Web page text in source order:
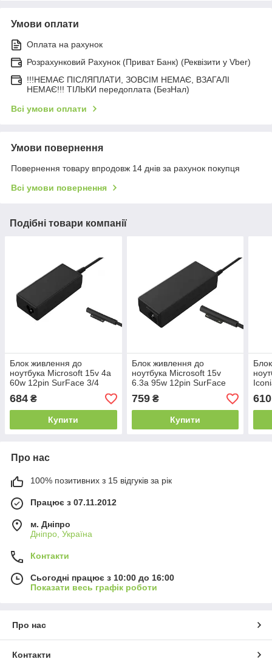
Умови оплати
Оплата на рахунок
Розрахунковий Рахунок (Приват Банк) (Реквізити у Vber)
!!!НЕМАЄ ПІСЛЯПЛАТИ, ЗОВСІМ НЕМАЄ, ВЗАГАЛІ
НЕМАЄ!!! ТІЛЬКИ передоплата (БезНал)
Всі умови оплати
Умови повернення
Повернення товару впродовж 14 днів за рахунок покупця
Всі умови повернення
Подібні товари компанії
Блок живлення до
ноутбука Microsoft 15v 4a
60w 12pin SurFace 3/4
(NoName (B)) 3 міс.гар.
684 ₴
Купити
Блок живлення до
ноутбука Microsoft 15v
6.3a 95w 12pin SurFace
3/4 (NoName (B)) 3
міс.гар.
759₴
Купити
610
Про нас
100% позитивних з 15 відгуків за рік
Працює з 07.11.2012
м. Дніпро
Дніпро, Україна
Контакти
Сьогодні працює з 10:00 до 16:00
Показати весь графік роботи
Про нас
Контакти